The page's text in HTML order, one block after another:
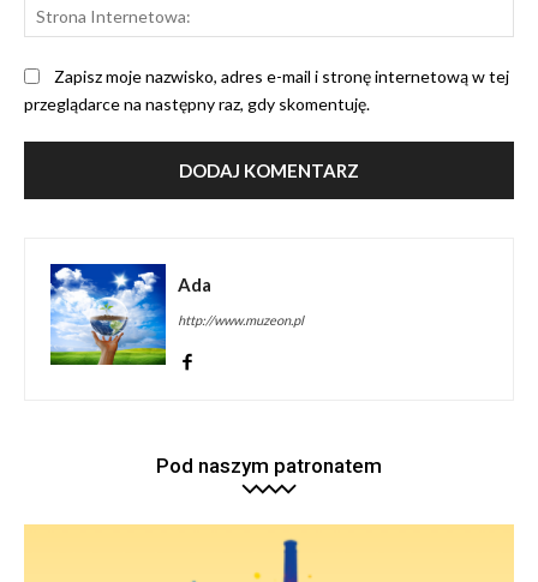
Zapisz moje nazwisko, adres e-mail i stronę internetową w tej
przeglądarce na następny raz, gdy skomentuję.
Ada
http://www.muzeon.pl
Pod naszym patronatem